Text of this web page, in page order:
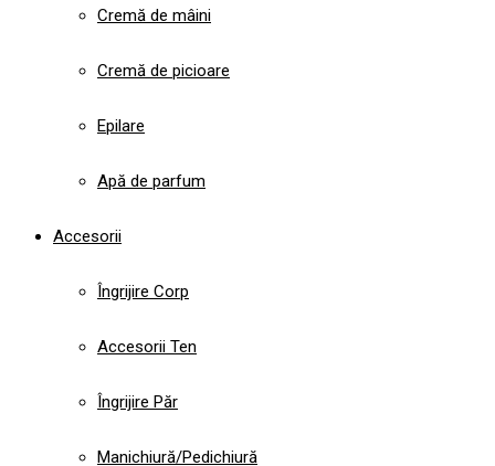
Cremă de mâini
Cremă de picioare
Epilare
Apă de parfum
Accesorii
Îngrijire Corp
Accesorii Ten
Îngrijire Păr
Manichiură/Pedichiură